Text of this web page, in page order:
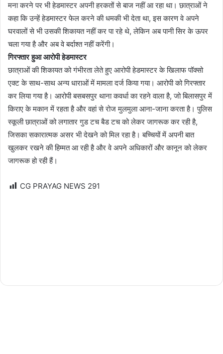
मना करने पर भी हेडमास्टर अपनी हरकतों से बाज नहीं आ रहा था। छात्राओं ने
कहा कि उन्हें हेडमास्टर फेल करने की धमकी भी देता था, इस कारण वे अपने
घरवालों से भी उसकी शिकायत नहीं कर पा रहे थे, लेकिन अब पानी सिर के ऊपर
चला गया है और अब वे बर्दाश्त नहीं करेंगी।
गिरफ्तार हुआ आरोपी हेडमास्टर
छात्राओं की शिकायत को गंभीरता लेते हुए आरोपी हेडमास्टर के खिलाफ पॉक्सो
एक्ट के साथ-साथ अन्य धाराओं में मामला दर्ज किया गया। आरोपी को गिरफ्तार
कर लिया गया है। आरोपी बसबसपुर थाना कवर्धा का रहने वाला है, जो बिलासपुर में
किराए के मकान में रहता है और वहां से रोज मुलमुला आना-जाना करता है। पुलिस
स्कूली छात्राओं को लगातार गुड टच बैड टच को लेकर जागरूक कर रही है,
जिसका सकारात्मक असर भी देखने को मिल रहा है। बच्चियों में अपनी बात
खुलकर रखने की हिम्मत आ रही है और वे अपने अधिकारों और कानून को लेकर
जागरूक हो रही हैं।
CG PRAYAG NEWS 291